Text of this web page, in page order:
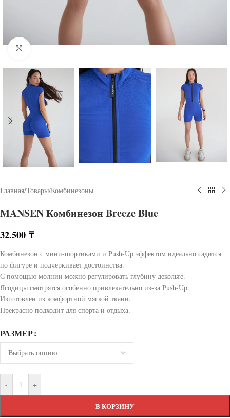
Главная/Товары/Комбинезоны
MANSEN Комбинезон Breeze Blue
32.500 ₸
Комбинезон с мини-шортиками и Push-Up эффектом идеально садится
по фигуре и подчеркивает достоинства.
С помощью молнии можно регулировать глубину декольте.
Ягодицы смотрятся особенно привлекательно из-за Push-Up.
Изготовлен из комфортной мягкой ткани.
Прекрасно подходит для спорта и отдыха.
РАЗМЕР
- +
В КОРЗИНУ